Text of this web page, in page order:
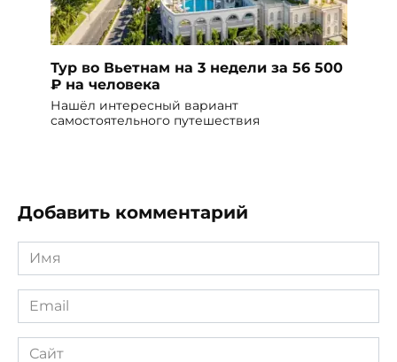
Тур во Вьетнам на 3 недели за 56 500
₽ на человека
Нашёл интересный вариант
самостоятельного путешествия
Добавить комментарий
Имя
Email
Сайт